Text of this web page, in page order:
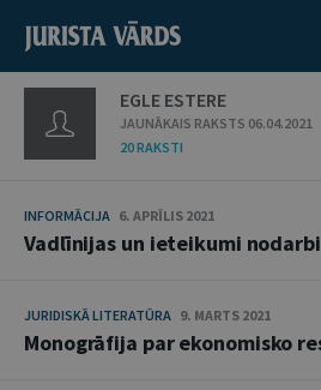
EGLE ESTERE
JAUNĀKAIS RAKSTS 06.04.2021
20 RAKSTI
INFORMĀCIJA 6. APRĪLIS 2021
Vadlīnijas un ieteikumi
JURIDISKĀ LITERATŪRA 9. MARTS 2021
Monogrāfija par ekonomisko